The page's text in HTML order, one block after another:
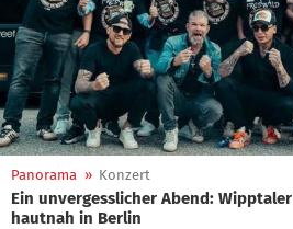
Panorama » Konzert
Ein unvergesslicher Abend:
hautnah in Berlin